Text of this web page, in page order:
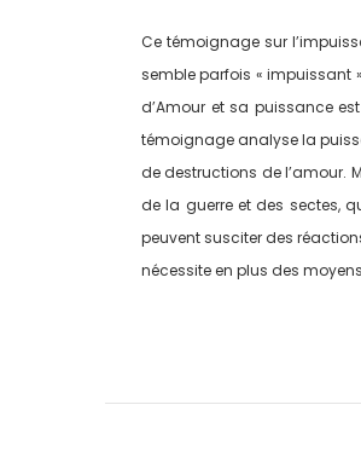
Ce témoignage sur
semble parfois « impuissant
d’Amour et sa puissance
témoignage analyse la
de destructions de l’amour.
de la guerre et des sectes,
peuvent susciter des
nécessite en plus des